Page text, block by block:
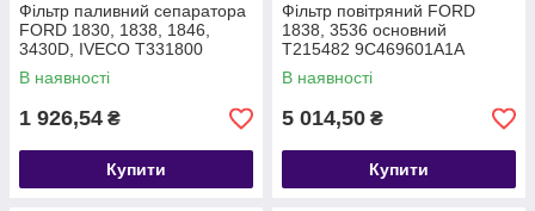
Фільтр паливний сепаратора
FORD 1830, 1838, 1846,
3430D, IVECO T331800
ME3C469176CA
В наявності
1 926,54 ₴
Купити
Фільтр повітряний FORD
1838, 3536 основний
T215482 9C469601A1A
В наявності
5 014,50 ₴
Купити